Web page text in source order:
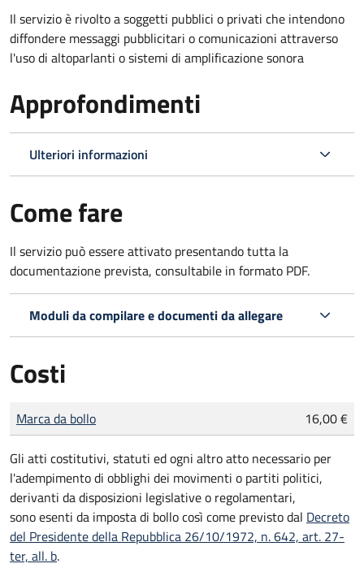
Il servizio è rivolto a soggetti pubblici o privati che intendono
diffondere messaggi pubblicitari o comunicazioni attraverso
l'uso di altoparlanti o sistemi di amplificazione sonora
Approfondimenti
Ulteriori informazioni
Come fare
Il servizio può essere attivato presentando tutta la
documentazione prevista, consultabile in formato PDF.
Moduli da compilare e documenti da allegare
Costi
Tipo di pagamento
Importo
Marca da bollo 16,00 €
Gli atti costitutivi, statuti ed ogni altro atto necessario per
l'adempimento di obblighi dei movimenti o partiti politici,
derivanti da disposizioni legislative o regolamentari,
sonoesenti da imposta di bollocosì come previsto dal Decreto
del Presidente della Repubblica 26/10/1972, n. 642, art. 27-
ter, all. b.